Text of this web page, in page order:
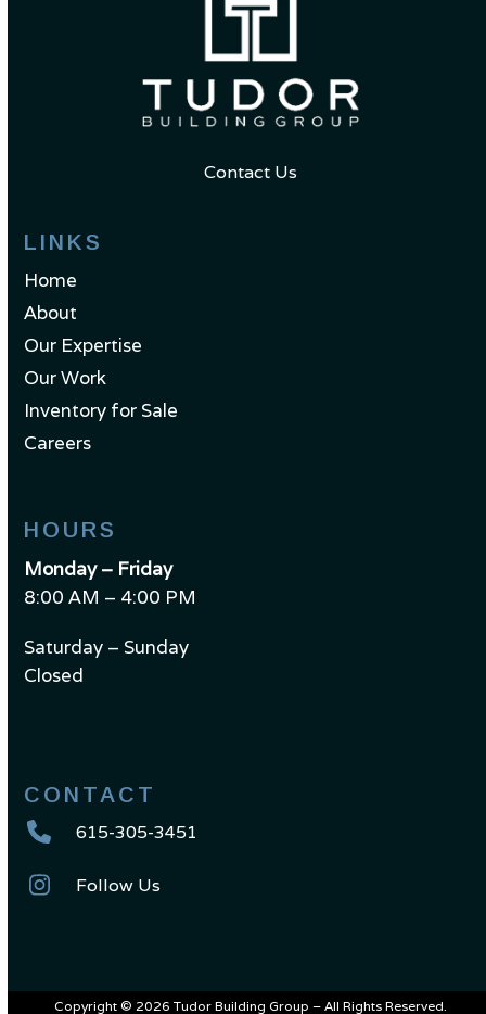
Contact Us
LINKS
Home
About
Our Expertise
Our Work
Inventory for Sale
Careers
HOURS
Monday – Friday
8:00 AM – 4:00 PM
Saturday – Sunday
Closed
CONTACT
615-305-3451
Follow Us
Copyright © 2026 Tudor Building Group – All Rights Reserved.